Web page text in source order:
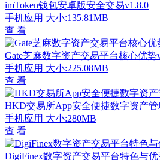
imToken钱包安卓版安全交易v1.8.0
手机应用 大小:135.81MB
查 看
Gate芝麻数字资产交易平台核心优势
手机应用 大小:225.08MB
查 看
HKD交易所App安全便捷数字资产管
手机应用 大小:280MB
查 看
DigiFinex数字资产交易平台特色与